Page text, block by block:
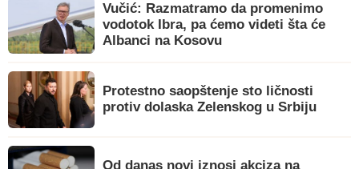
Vučić: Razmatramo da promenimo
vodotok Ibra, pa ćemo videti šta će
Albanci na Kosovu
Protestno saopštenje sto ličnosti
protiv dolaska Zelenskog u Srbiju
Od danas novi iznosi akciza na